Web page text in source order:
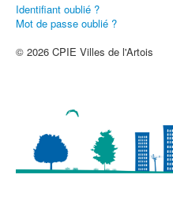
Identifiant oublié ?
Mot de passe oublié ?
© 2026 CPIE Villes de l'Artois